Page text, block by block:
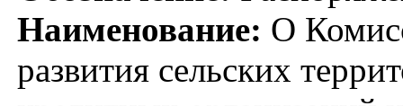
Наименование: О
развития сельских